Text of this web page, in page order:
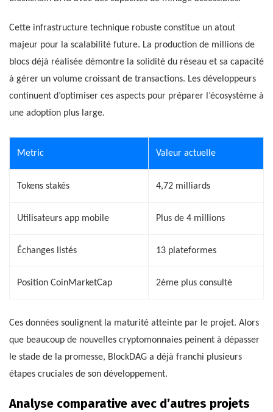
Cette infrastructure technique robuste constitue un atout
majeur pour la scalabilité future. La production de millions de
blocs déjà réalisée démontre la solidité du réseau et sa capacité
à gérer un volume croissant de transactions. Les développeurs
continuent d’optimiser ces aspects pour préparer l’écosystème à
une adoption plus large.
Metric Valeur actuelle
Tokens stakés 4,72 milliards
Utilisateurs app mobile Plus de 4 millions
Échanges listés 13 plateformes
Position CoinMarketCap 2ème plus consulté
Ces données soulignent la maturité atteinte par le projet. Alors
que beaucoup de nouvelles cryptomonnaies peinent à dépasser
le stade de la promesse, BlockDAG a déjà franchi plusieurs
étapes cruciales de son développement.
Analyse comparative avec d’autres projets